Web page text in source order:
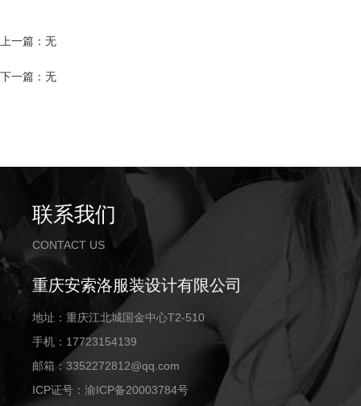
上一篇：无
下一篇：无
联系我们
CONTACT US
重庆安索洛服装设计有限公司
地址：重庆江北城国金中心T2-510
手机：17723154139
邮箱：3352272812@qq.com
ICP证号：渝ICP备20003784号